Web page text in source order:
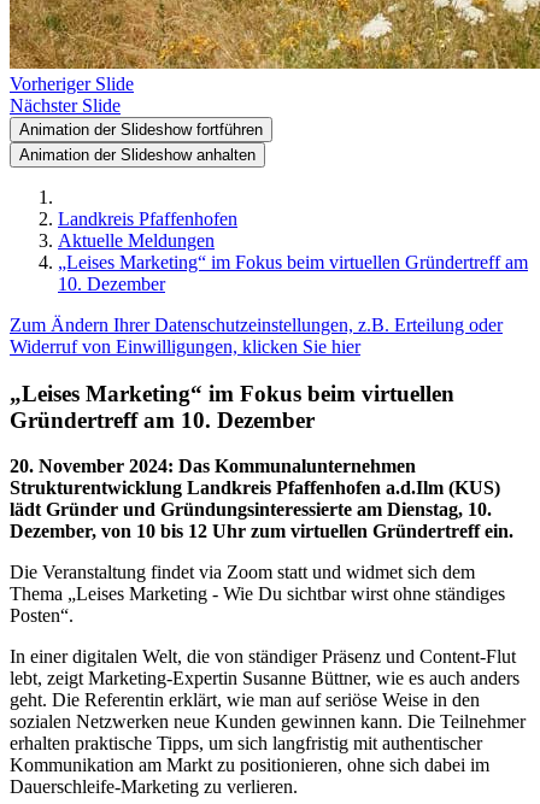
Vorheriger Slide
Nächster Slide
Animation der Slideshow fortführen
Animation der Slideshow anhalten
Landkreis Pfaffenhofen
Aktuelle Meldungen
„Leises Marketing“ im Fokus beim virtuellen Gründertreff am
10. Dezember
Zum Ändern Ihrer Datenschutzeinstellungen, z.B. Erteilung oder
Widerruf von Einwilligungen, klicken Sie hier
„Leises Marketing“ im Fokus beim virtuellen
Gründertreff am 10. Dezember
20. November 2024: Das Kommunalunternehmen
Strukturentwicklung Landkreis Pfaffenhofen a.d.Ilm (KUS)
lädt Gründer und Gründungsinteressierte am Dienstag, 10.
Dezember, von 10 bis 12 Uhr zum virtuellen Gründertreff ein.
Die Veranstaltung findet via Zoom statt und widmet sich dem
Thema „Leises Marketing - Wie Du sichtbar wirst ohne ständiges
Posten“.
In einer digitalen Welt, die von ständiger Präsenz und Content-Flut
lebt, zeigt Marketing-Expertin Susanne Büttner, wie es auch anders
geht. Die Referentin erklärt, wie man auf seriöse Weise in den
sozialen Netzwerken neue Kunden gewinnen kann. Die Teilnehmer
erhalten praktische Tipps, um sich langfristig mit authentischer
Kommunikation am Markt zu positionieren, ohne sich dabei im
Dauerschleife-Marketing zu verlieren.